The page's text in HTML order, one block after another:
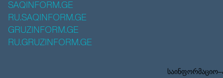
SAQINFORM.GE
RU.SAQINFORM.GE
GRUZINFORM.GE
RU.GRUZINFORM.GE